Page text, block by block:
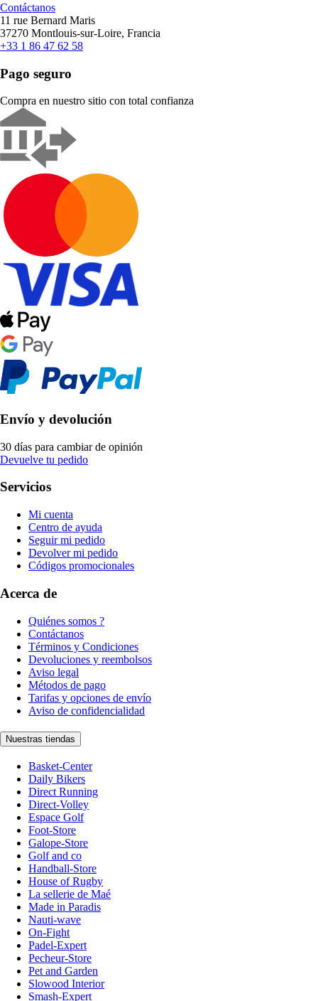
Contáctanos
11 rue Bernard Maris
37270 Montlouis-sur-Loire, Francia
+33 1 86 47 62 58
Pago seguro
Compra en nuestro sitio con total confianza
Envío y devolución
30 días para cambiar de opinión
Devuelve tu pedido
Servicios
Mi cuenta
Centro de ayuda
Seguir mi pedido
Devolver mi pedido
Códigos promocionales
Acerca de
Quiénes somos ?
Contáctanos
Términos y Condiciones
Devoluciones y reembolsos
Aviso legal
Métodos de pago
Tarifas y opciones de envío
Aviso de confidencialidad
Nuestras tiendas
Basket-Center
Daily Bikers
Direct Running
Direct-Volley
Espace Golf
Foot-Store
Galope-Store
Golf and co
Handball-Store
House of Rugby
La sellerie de Maé
Made in Paradis
Nauti-wave
On-Fight
Padel-Expert
Pecheur-Store
Pet and Garden
Slowood Interior
Smash-Expert